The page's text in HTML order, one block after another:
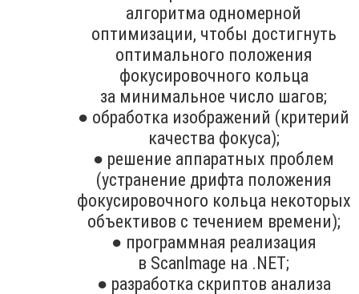
алгоритма одномерной
оптимизации, чтобы достигнуть
оптимального положения
фокусировочного кольца
за минимальное число шагов;
● обработка изображений (критерий
качества фокуса);
● решение аппаратных проблем
(устранение дрифта положения
фокусировочного кольца некоторых
объективов с течением времени);
● программная реализация
в ScanImage на .NET;
● разработка скриптов анализа